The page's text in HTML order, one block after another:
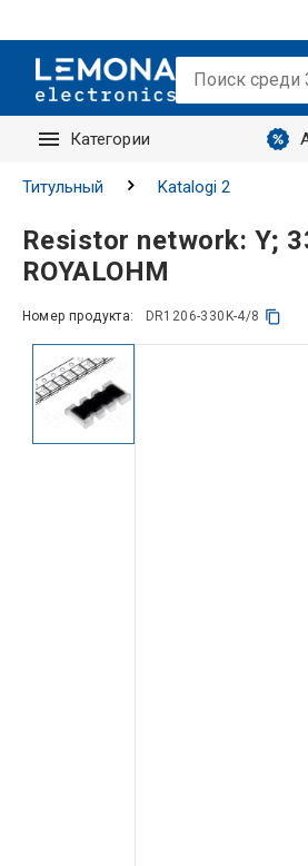
Категории
Запросы
Титульный Katalogi 2
Resistor network: Y;
ROYALOHM
Номер продукта: DR1206-330K-4/8